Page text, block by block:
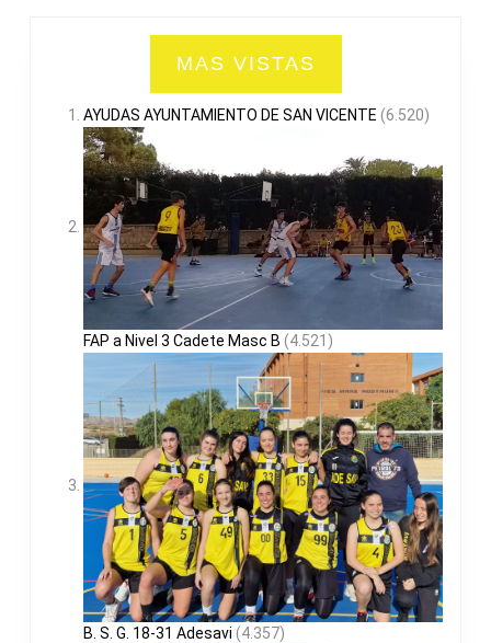
MAS VISTAS
AYUDAS AYUNTAMIENTO DE SAN VICENTE (6.520)
FAP a Nivel 3 Cadete Masc B (4.521)
B. S. G. 18-31 Adesavi (4.357)